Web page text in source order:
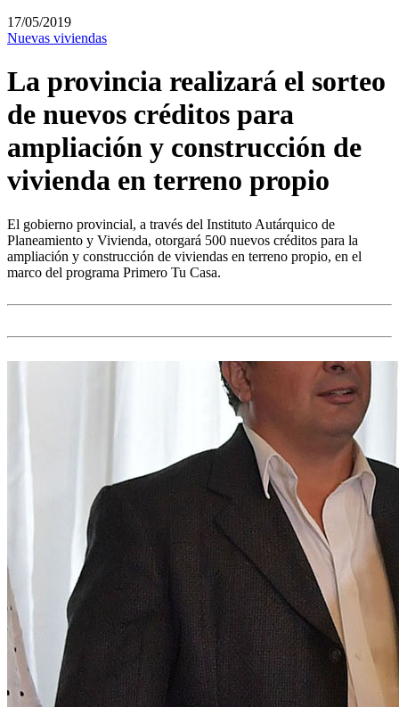
17/05/2019
Nuevas viviendas
La provincia realizará el sorteo
de nuevos créditos para
ampliación y construcción de
vivienda en terreno propio
El gobierno provincial, a través del Instituto Autárquico de
Planeamiento y Vivienda, otorgará 500 nuevos créditos para la
ampliación y construcción de viviendas en terreno propio, en el
marco del programa Primero Tu Casa.